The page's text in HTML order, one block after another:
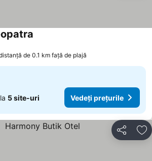
de 0.1 km față de plajă
5 site-uri Vedeți prețurile
Distribuiți